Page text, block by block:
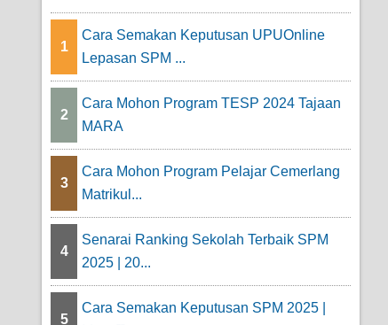
1
Cara Semakan Keputusan UPUOnline
Lepasan SPM ...
2
Cara Mohon Program TESP 2024 Tajaan
MARA
3
Cara Mohon Program Pelajar Cemerlang
Matrikul...
4
Senarai Ranking Sekolah Terbaik SPM
2025 | 20...
5
Cara Semakan Keputusan SPM 2025 |